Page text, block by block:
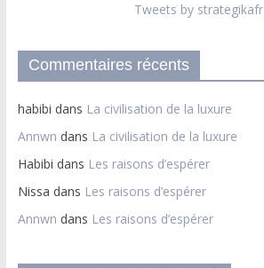
Tweets by strategikafr
Commentaires récents
habibi dans La civilisation de la luxure
Annwn dans La civilisation de la luxure
Habibi dans Les raisons d’espérer
Nissa dans Les raisons d’espérer
Annwn dans Les raisons d’espérer